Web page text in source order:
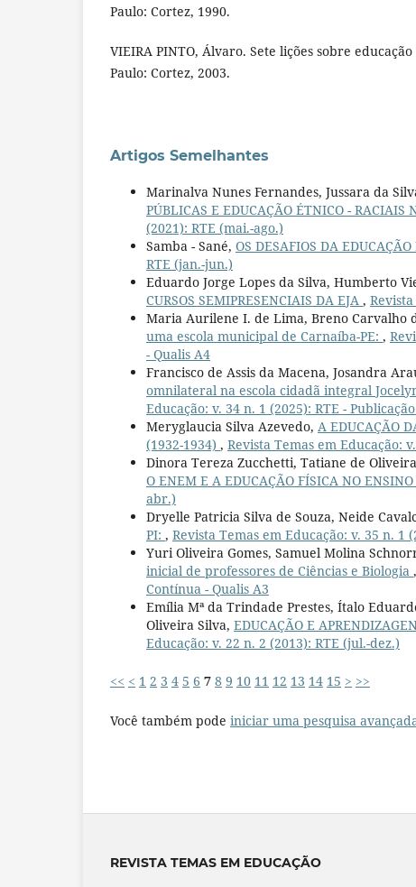
Paulo: Cortez, 1990.
VIEIRA PINTO, Álvaro. Sete lições sobre
Paulo: Cortez, 2003.
Artigos Semelhantes
Marinalva Nunes Fernandes, Jussara da
PÚBLICAS E EDUCAÇÃO ÉTNICO - RACIAIS
(2021): RTE (mai.-ago.)
Samba - Sané, OS DESAFIOS DA
RTE (jan.-jun.)
Eduardo Jorge Lopes da Silva, Humberto
CURSOS SEMIPRESENCIAIS DA EJA ,
Maria Aurilene I. de Lima, Breno Carvalho
uma escola municipal de Carnaíba-PE: ,
- Qualis A4
Francisco de Assis da Macena, Josandra
omnilateral na escola cidadã integral
Educação: v. 34 n. 1 (2025): RTE -
Meryglaucia Silva Azevedo, A EDUCAÇÃO
(1932-1934) , Revista Temas em Educação:
Dinora Tereza Zucchetti, Tatiane de
O ENEM E A EDUCAÇÃO FÍSICA NO
abr.)
Dryelle Patricia Silva de Souza, Neide
PI: , Revista Temas em Educação: v. 35 n. 1
Yuri Oliveira Gomes, Samuel Molina
inicial de professores de Ciências e Biologia ,
Contínua - Qualis A3
Emília Mª da Trindade Prestes, Ítalo
Oliveira Silva, EDUCAÇÃO E
Educação: v. 22 n. 2 (2013): RTE (jul.-dez.)
<< < 1 2 3 4 5 6 7 8 9 10 11 12 13 14 15 > >>
Você também pode iniciar uma pesquisa
REVISTA TEMAS EM EDUCAÇÃO